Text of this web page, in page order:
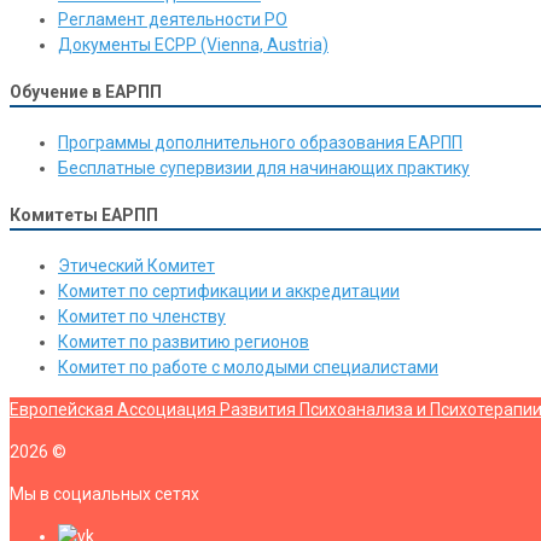
Регламент деятельности РО
Документы ЕСРР (Vienna, Austria)
Обучение в ЕАРПП
Программы дополнительного образования ЕАРПП
Бесплатные супервизии для начинающих практику
Комитеты ЕАРПП
Этический Комитет
Комитет по сертификации и аккредитации
Комитет по членству
Комитет по развитию регионов
Комитет по работе с молодыми специалистами
Европейская Ассоциация Развития Психоанализа и Психотерапии
2026 ©
Мы в социальных сетях